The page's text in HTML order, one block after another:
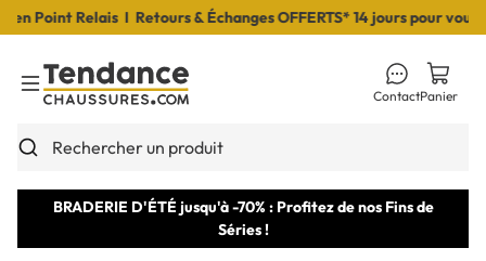
Point Relais I Retours & Échanges OFFERTS* 14 jours pour vous
Toggle Menu
Rechercher un produit
ContactPanier
BRADERIE D'ÉTÉ jusqu'à -70% : Profitez de nos Fins de
Séries !